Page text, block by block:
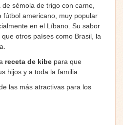
sémola de trigo con carne,
fútbol americano, muy popular
en el Líbano. Su sabor
otros países como Brasil, la
receta de kibe para que
hijos y a toda la familia.
las más atractivas para los